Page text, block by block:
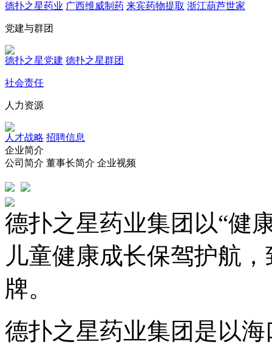
德扑之星药业 广西维威制药 来宾药物提取 浙江葫芦世家
党建与群团
德扑之星党建 德扑之星群团
社会责任
人力资源
人才战略 招聘信息
企业简介
公司简介 董事长简介 企业视频
德扑之星药业集团以“健
儿童健康成长保驾护航
牌。
德扑之星药业集团是以